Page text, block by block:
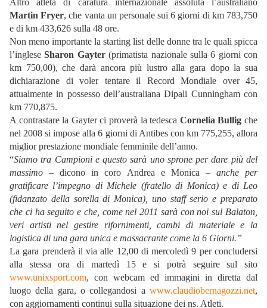
Altro atleta di caratura internazionale assoluta l’australiano
Martin Fryer, che vanta un personale sui 6 giorni di km 783,750
e di km 433,626 sulla 48 ore.
Non meno importante la starting list delle donne tra le quali spicca
l’ingleseSharon Gayter(primatista nazionale sulla 6 giorni con
km 750,00), che darà ancora più lustro alla gara dopo la sua
dichiarazione di voler tentare il Record Mondiale over 45,
attualmente in possesso dell’australiana Dipali Cunningham con
km 770,875.
A contrastare la Gayter ci proverà la tedesca Cornelia Bullig che
nel 2008 si impose alla 6 giorni di Antibes con km 775,255, allora
miglior prestazione mondiale femminile dell’anno.
“Siamo tra Campioni e questo sarà uno sprone per dare più del
massimo – dicono in coro Andrea e Monica – anche per
gratificare l’impegno di Michele (fratello di Monica) e di Leo
(fidanzato della sorella di Monica), uno staff serio e preparato
che ci ha seguito e che, come nel 2011 sarà con noi sul Balaton,
veri artisti nel gestire rifornimenti, cambi di materiale e la
logistica di una gara unica e massacrante come la 6 Giorni.”
La gara prenderà il via alle 12,00 di mercoledì 9 per concludersi
alla stessa ora di martedì 15 e si potrà seguire sul sito
www.unixsport.com, con webcam ed immagini in diretta dal
luogo della gara, o collegandosi a www.claudiobernagozzi.net,
con aggiornamenti continui sulla situazione dei ns. Atleti.